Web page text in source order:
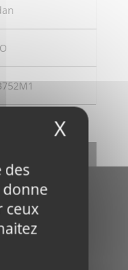
des
donne
ceux
X